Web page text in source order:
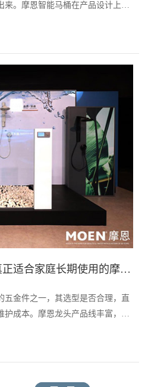
。摩恩智能马桶在产品设计上，
这也决定了其选购逻辑需要从更
使用的摩恩龙头？从使用场景到维护成本的专业分析
五金件之一，其选型是否合理，直
成本。摩恩龙头产品线丰富，不
存在明显差异，只有结合使用场
价值。